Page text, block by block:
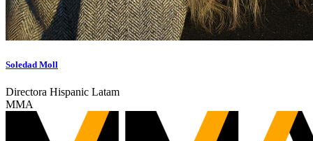
Soledad Moll
Directora Hispanic Latam
MMA